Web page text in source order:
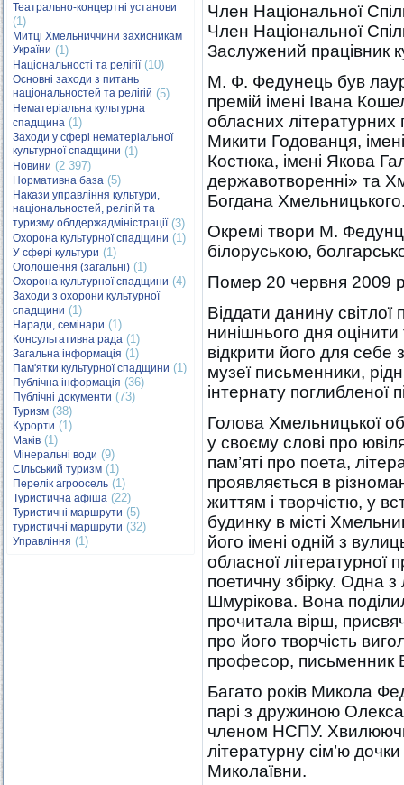
Театрально-концертні установи
(1)
Митці Хмельниччини захисникам
України (1)
Національності та релігії(10)
Основні заходи з питань
національностей та релігій (5)
Нематеріальна культурна
спадщина (1)
Заходи у сфері нематеріальної
культурної спадщини (1)
Новини (2 397)
Нормативна база (5)
Накази управління культури,
національностей, релігій та
туризму облдержадміністрації(3)
Охорона культурної спадщини (1)
У сфері культури (1)
Оголошення (загальні) (1)
Охорона культурної спадщини (4)
Заходи з охорони культурної
спадщини (1)
Наради, семінари (1)
Консультативна рада (1)
Загальна інформація (1)
Пам'ятки культурної спадщини (1)
Публічна інформація (36)
Публічні документи (73)
Туризм (38)
Курорти (1)
Маків (1)
Мінеральні води (9)
Сільський туризм (1)
Перелік агроосель (1)
Туристична афіша (22)
Туристичні маршрути (5)
туристичні маршрути (32)
Управління (1)
Член Національної
Член Національної
Заслужений працівник
М. Ф. Федунець був
премій імені Івана
обласних літературних
Микити Годованця,
Костюка, імені Якова
державотворенні» та
Богдана
Окремі твори М.
білоруською,
Помер 20 червня 2009
Віддати данину світлої
нинішнього дня
відкрити його для себе
музеї письменники,
інтернату поглибленої
Голова Хмельницької
у своєму слові про
пам’яті про поета,
проявляється в
життям і творчістю, у
будинку в місті
його імені одній з
обласної літературної
поетичну збірку. Одна з
Шмурікова. Вона
прочитала вірш,
про його творчість
професор, письменник
Багато років Микола
парі з дружиною
членом НСПУ.
літературну сім’ю
Миколаївни.